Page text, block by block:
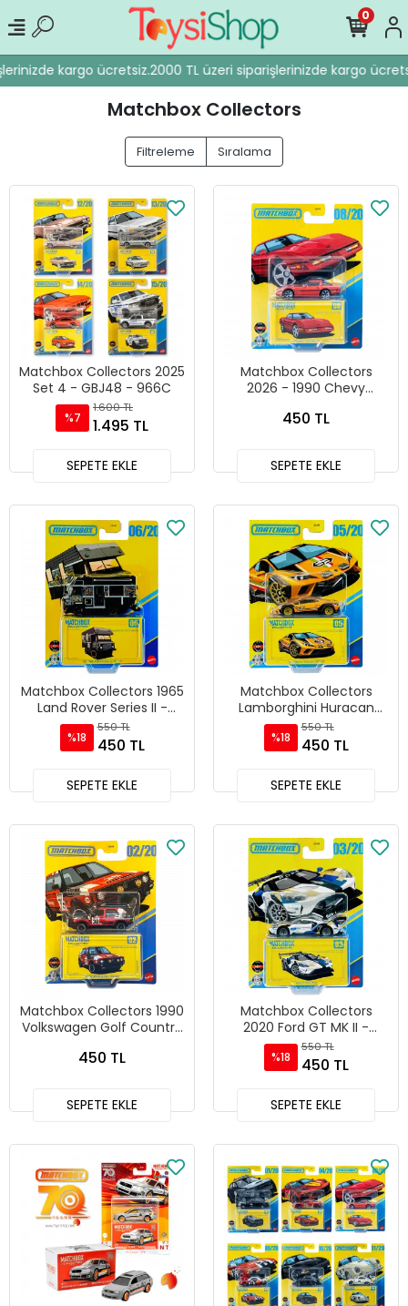
kargo ücretsiz.2000 TL üzeri siparişlerinizde kargo
0
Matchbox Collectors
Filtreleme Sıralama
Matchbox Collectors 2025
Set 4 - GBJ48 - 966C
%7
1.600 TL
1.495 TL
SEPETE EKLE
Matchbox Collectors
2026 - 1990 Chevy
450 TL
SEPETE EKLE
Matchbox Collectors 1965
Land Rover Series II -
GBJ48 - JJW02
%18
550 TL
450 TL
SEPETE EKLE
Matchbox Collectors
Lamborghini Huracan
Sterrato - GRJ48 - JJW09
%18
550 TL
450 TL
SEPETE EKLE
Matchbox Collectors 1990
Volkswagen Golf Country
450 TL
SEPETE EKLE
Matchbox Collectors
2020 Ford GT MK II -
GRJ48 - HVW11
%18
550 TL
450 TL
SEPETE EKLE